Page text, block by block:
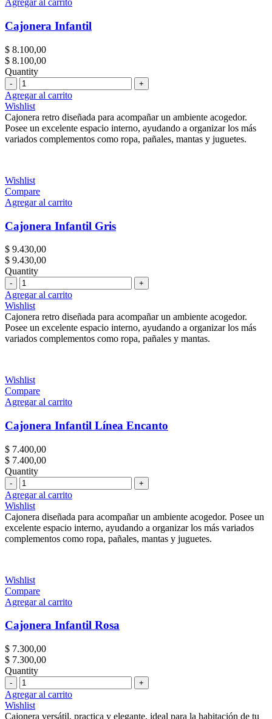
Agregar al carrito
Cajonera Infantil
$ 8.100,00
$ 8.100,00
Quantity
Cantidad
Agregar al carrito
Wishlist
Cajonera retro diseñada para acompañar un ambiente acogedor.
Posee un excelente espacio interno, ayudando a organizar los más
variados complementos como ropa, pañales, mantas y juguetes.
Wishlist
Compare
Agregar al carrito
Cajonera Infantil Gris
$ 9.430,00
$ 9.430,00
Quantity
Cantidad
Agregar al carrito
Wishlist
Cajonera retro diseñada para acompañar un ambiente acogedor.
Posee un excelente espacio interno, ayudando a organizar los más
variados complementos como ropa, pañales y mantas.
Wishlist
Compare
Agregar al carrito
Cajonera Infantil Línea Encanto
$ 7.400,00
$ 7.400,00
Quantity
Cantidad
Agregar al carrito
Wishlist
Cajonera diseñada para acompañar un ambiente acogedor. Posee un
excelente espacio interno, ayudando a organizar los más variados
complementos como ropa, pañales, mantas y juguetes.
Wishlist
Compare
Agregar al carrito
Cajonera Infantil Rosa
$ 7.300,00
$ 7.300,00
Quantity
Cantidad
Agregar al carrito
Wishlist
Cajonera versátil, practica y elegante, ideal para la habitación de tu